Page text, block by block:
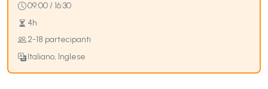
09:00 / 16:30
4h
2-18 partecipanti
Italiano, Inglese